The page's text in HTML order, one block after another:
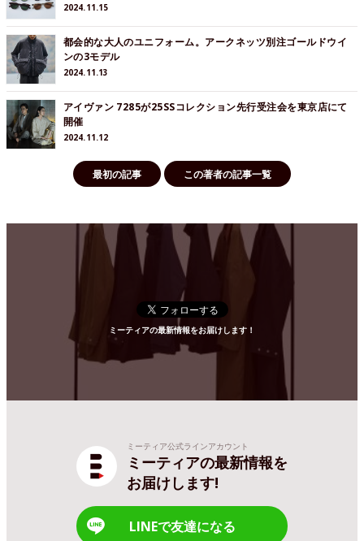
2024.11.15
都会的な大人のユニフォーム。アークネッツ別注ゴールドウイ
ンの3モデル
2024.11.13
アイヴァン 7285が25SSコレクション先行受注会を東京店にて
開催
2024.11.12
最初の記事 この著者の記事一覧
ミーティアの最新情報をお届けします！
ミーティア公式ラインアカウント
ミーティアの最新情報を
お届けします!
LINEで友達になる